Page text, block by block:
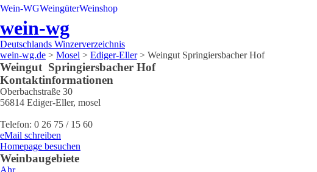
Wein-WGWeingüterWeinshop
wein-wg
Deutschlands Winzerverzeichnis
wein-wg.de > Mosel > Ediger-Eller> Weingut Springiersbacher Hof
Weingut Springiersbacher Hof
Kontaktinformationen
Oberbachstraße 30
56814 Ediger-Eller, mosel
Telefon: 0 26 75 / 15 60
eMail schreiben
Homepage besuchen
Weinbaugebiete
Ahr